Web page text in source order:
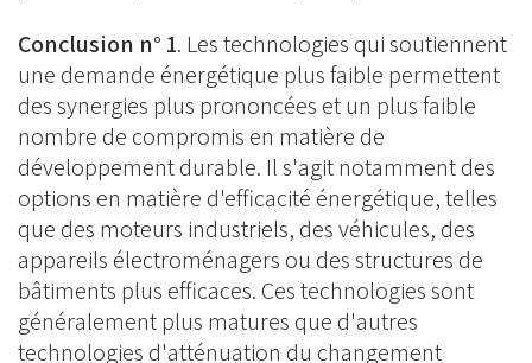
Conclusion n° 1. Les technologies qui soutiennent
une demande énergétique plus faible permettent
des synergies plus prononcées et un plus faible
nombre de compromis en matière de
développement durable. Il s'agit notamment des
options en matière d'efficacité énergétique, telles
que des moteurs industriels, des véhicules, des
appareils électroménagers ou des structures de
bâtiments plus efficaces. Ces technologies sont
généralement plus matures que d'autres
technologies d'atténuation du changement